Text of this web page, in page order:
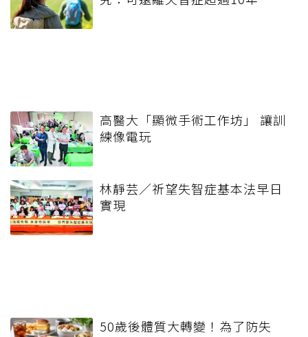
高醫大「顯微手術工作坊」 讓訓
練像電玩
林靜芸／祈望失智症基本法早日
實現
50歲後體質大轉變！為了防失